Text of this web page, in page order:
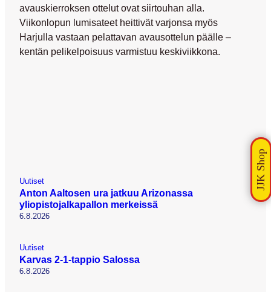
avauskierroksen ottelut ovat siirtouhan alla.
Viikonlopun lumisateet heittivät varjonsa myös
Harjulla vastaan pelattavan avausottelun päälle –
kentän pelikelpoisuus varmistuu keskiviikkona.
Uutiset
Anton Aaltosen ura jatkuu Arizonassa
yliopistojalkapallon merkeissä
6.8.2026
Uutiset
Karvas 2-1-tappio Salossa
6.8.2026